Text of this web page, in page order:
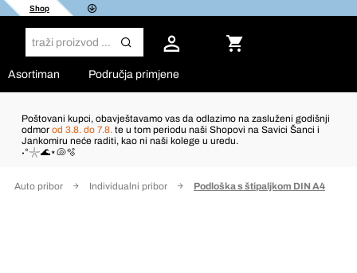
Shop
Asortiman Područja primjene
Poštovani kupci, obavještavamo vas da odlazimo na zasluženi godišnji
odmor od 3.8. do 7.8. te u tom periodu naši Shopovi na Savici Šanci i
Jankomiru neće raditi, kao ni naši kolege u uredu.
˖°𓇼🌊⋆🐚🫧
Auto pribor Individualni pribor Podloška s štipaljkom DIN A4